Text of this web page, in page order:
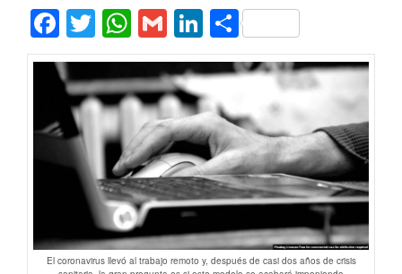
Facebook
Twitter
WhatsApp
GmailLinkedIn
Compartir
El coronavirus llevó al trabajo remoto y, después de casi dos años de crisis